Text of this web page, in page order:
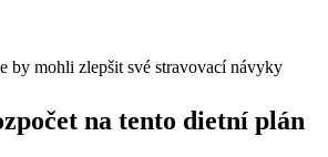
by mohli zlepšit své stravovací návyky
na tento dietní plán